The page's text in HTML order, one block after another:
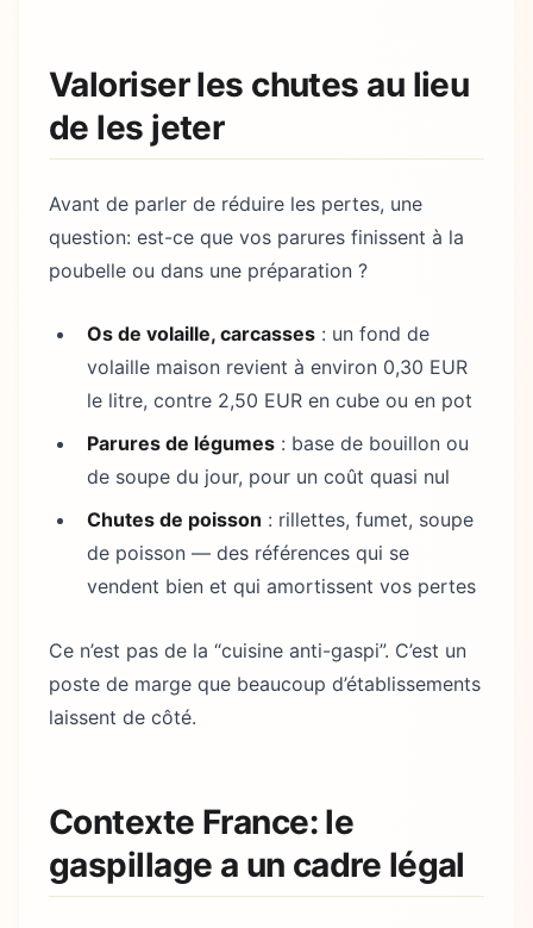
Valoriser les chutes au lieu
de les jeter
Avant de parler de réduire les pertes, une
question: est-ce que vos parures finissent à la
poubelle ou dans une préparation ?
Os de volaille, carcasses : un fond de
volaille maison revient à environ 0,30 EUR
le litre, contre 2,50 EUR en cube ou en pot
Parures de légumes : base de bouillon ou
de soupe du jour, pour un coût quasi nul
Chutes de poisson : rillettes, fumet, soupe
de poisson — des références qui se
vendent bien et qui amortissent vos pertes
Ce n’est pas de la “cuisine anti-gaspi”. C’est un
poste de marge que beaucoup d’établissements
laissent de côté.
Contexte France: le
gaspillage a un cadre légal